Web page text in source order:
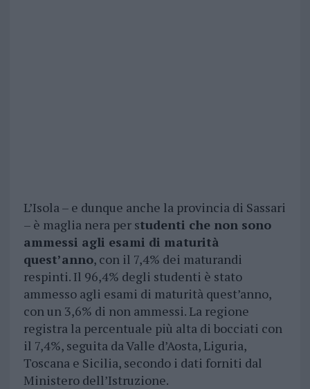
L’Isola – e dunque anche la provincia di Sassari
– è maglia nera per studenti che non sono
ammessi agli esami di maturità
quest’anno, con il 7,4% dei maturandi
respinti. Il 96,4% degli studenti è stato
ammesso agli esami di maturità quest’anno,
con un 3,6% di non ammessi. La regione
registra la percentuale più alta di bocciati con
il 7,4%, seguita da Valle d’Aosta, Liguria,
Toscana e Sicilia, secondo i dati forniti dal
Ministero dell’Istruzione.